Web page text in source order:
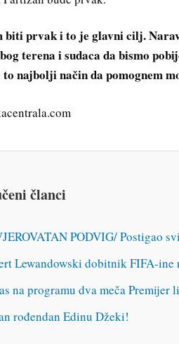
biti prvak i to je glavni cilj.
terena i sudaca da bismo
najbolji način da pomognem
članci
PODVIG/ Postigao
Lewandowski dobitnik FIFA-ine
na programu dva meča Premijer
rođendan Edinu Džeki!